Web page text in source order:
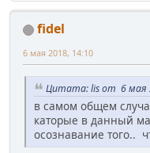
fidel
6 мая 2018, 14:10
Цитата: lis от 6 мая
в самом общем
каторые в данный
осознавание того..